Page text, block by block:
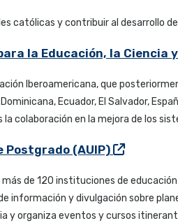
católicas y contribuir al desarrollo
la Educación, la Ciencia
Iberoamericana, que
Ecuador, El Salvador,
colaboración en la mejora de los
(AUIP)
de 120 instituciones de
información y divulgación sobre
y organiza eventos y cursos